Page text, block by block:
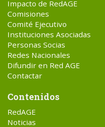
Impacto de RedAGE
Comisiones
Comité Ejecutivo
Instituciones Asociadas
Personas Socias
Redes Nacionales
Difundir en Red AGE
Contactar
Contenidos
RedAGE
Noticias